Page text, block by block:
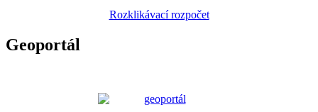
Rozklikávací rozpočet
Geoportál